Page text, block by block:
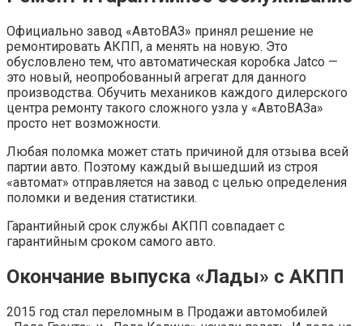
Официально завод «АвтоВАЗ» принял решение не
ремонтировать АКПП, а менять на новую. Это
обусловлено тем, что автоматическая коробка Jatco —
это новый, неопробованный агрегат для данного
производства. Обучить механиков каждого дилерского
центра ремонту такого сложного узла у «АвтоВАЗа»
просто нет возможности.
Любая поломка может стать причиной для отзыва всей
партии авто. Поэтому каждый вышедший из строя
«автомат» отправляется на завод с целью определения
поломки и ведения статистики.
Гарантийный срок службы АКПП совпадает с
гарантийным сроком самого авто.
Окончание выпуска «Лады» с АКПП
2015 год стал переломным в Продажи автомобилей